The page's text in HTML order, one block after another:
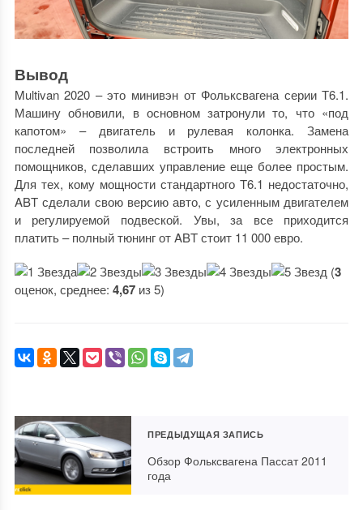
Вывод
Multivan 2020 – это минивэн от Фольксвагена серии Т6.1.
Машину обновили, в основном затронули то, что «под
капотом» – двигатель и рулевая колонка. Замена
последней позволила встроить много электронных
помощников, сделавших управление еще более простым.
Для тех, кому мощности стандартного T6.1 недостаточно,
ABT сделали свою версию авто, с усиленным двигателем
и регулируемой подвеской. Увы, за все приходится
платить – полный тюнинг от ABT стоит 11 000 евро.
(3
оценок, среднее: 4,67из 5)
ПРЕДЫДУЩАЯ ЗАПИСЬ
Обзор Фольксвагена Пассат 2011
года